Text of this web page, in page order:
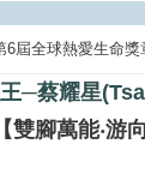
屆全球熱愛生命
─蔡耀星
【雙腳萬能‧游